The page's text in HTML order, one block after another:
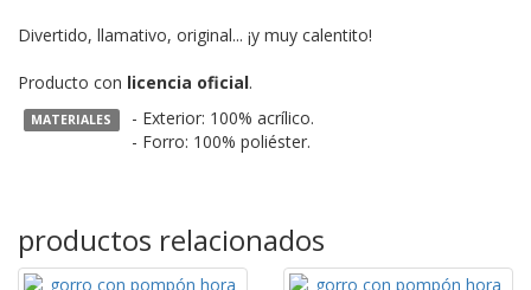
Divertido, llamativo, original... ¡y muy calentito!
Producto con licencia oficial.
MATERIALES
- Exterior: 100% acrílico.
- Forro: 100% poliéster.
productos relacionados